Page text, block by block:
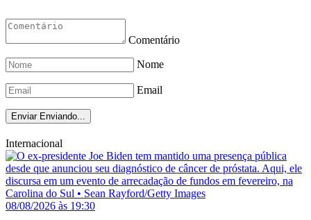
Comentário
Nome
Email
Enviar Enviando...
Internacional
08/08/2026 às 19:30